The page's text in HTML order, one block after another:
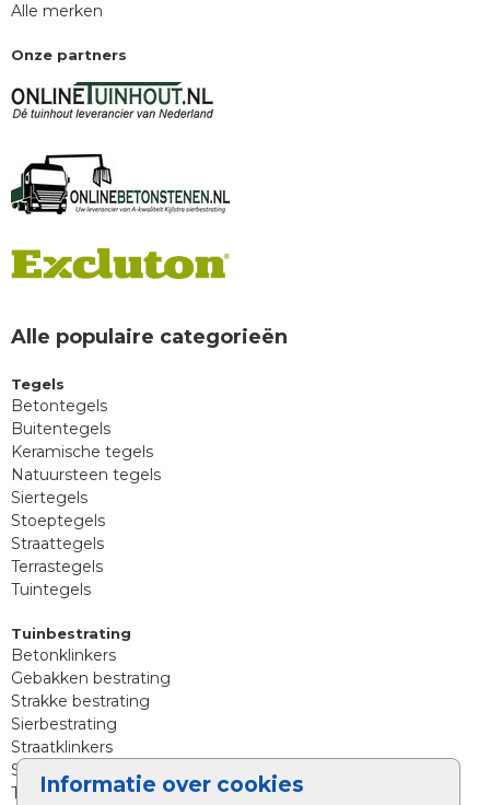
Informatie over cookies
Alle merken
Onze partners
Alle populaire categorieën
Tegels
Betontegels
Buitentegels
Keramische tegels
Natuursteen tegels
Siertegels
Stoeptegels
Straattegels
Terrastegels
Tuintegels
Tuinbestrating
Betonklinkers
Gebakken bestrating
Strakke bestrating
Sierbestrating
Straatklinkers
Straatstenen
Trommelstenen